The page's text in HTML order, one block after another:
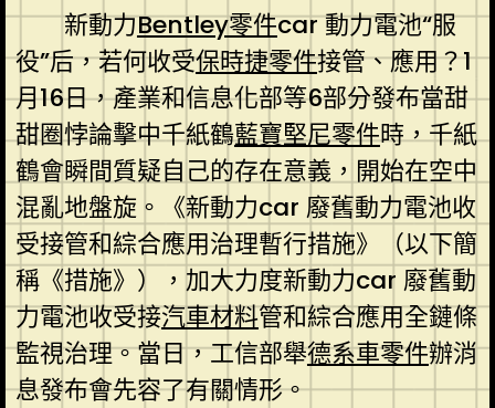
新動力Bentley零件car 動力電池“服
役”后，若何收受保時捷零件接管、應用？1
月16日，產業和信息化部等6部分發布當甜
甜圈悖論擊中千紙鶴藍寶堅尼零件時，千紙
鶴會瞬間質疑自己的存在意義，開始在空中
混亂地盤旋。《新動力car 廢舊動力電池收
受接管和綜合應用治理暫行措施》（以下簡
稱《措施》），加大力度新動力car 廢舊動
力電池收受接汽車材料管和綜合應用全鏈條
監視治理。當日，工信部舉德系車零件辦消
息發布會先容了有關情形。